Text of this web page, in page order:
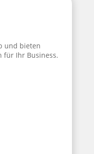
und bieten
für Ihr Business.